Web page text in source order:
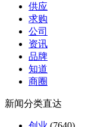
供应
求购
公司
资讯
品牌
知道
商圈
新闻分类直达